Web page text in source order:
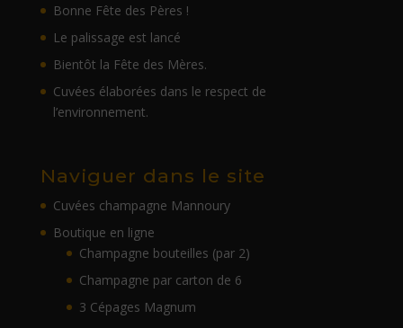
Bonne Fête des Pères !
Le palissage est lancé
Bientôt la Fête des Mères.
Cuvées élaborées dans le respect de
l’environnement.
Naviguer dans le site
Cuvées champagne Mannoury
Boutique en ligne
Champagne bouteilles (par 2)
Champagne par carton de 6
3 Cépages Magnum